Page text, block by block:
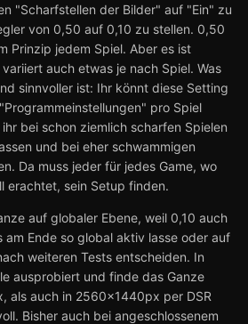
"Scharfstellen der Bilder" auf "Ein" zu
von 0,50 auf 0,10 zu stellen. 0,50
Prinzip jedem Spiel. Aber es ist
auch etwas je nach Spiel. Was
sinnvoller ist: Ihr könnt diese Setting
pro Spiel
bei schon ziemlich scharfen Spielen
und bei eher schwammigen
Da muss jeder für jedes Game, wo
erachtet, sein Setup finden.
auf globaler Ebene, weil 0,10 auch
am Ende so global aktiv lasse oder auf
weiteren Tests entscheiden. In
ausprobiert und finde das Ganze
als auch in 2560x1440px per DSR
Bisher auch bei angeschlossenem